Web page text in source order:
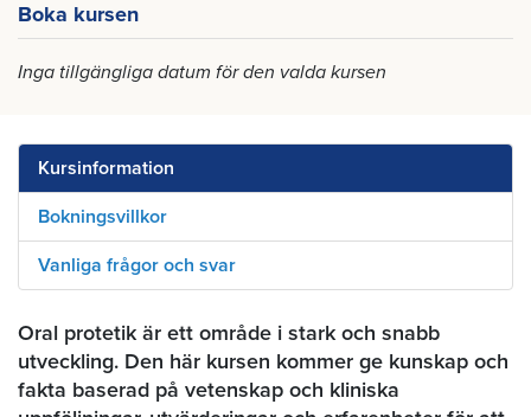
Boka kursen
Inga tillgängliga datum för den valda kursen
Kursinformation
Bokningsvillkor
Vanliga frågor och svar
Oral protetik är ett område i stark och snabb
utveckling. Den här kursen kommer ge kunskap och
fakta baserad på vetenskap och kliniska